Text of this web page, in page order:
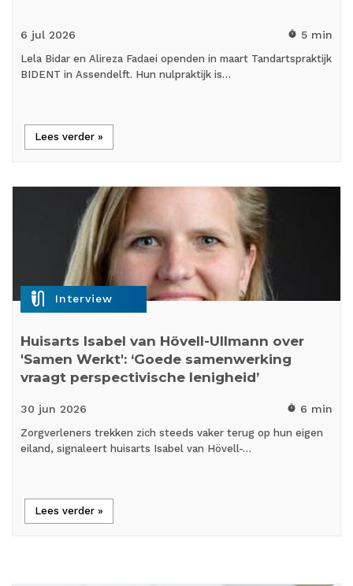
6 jul 2026 timer 5 min
Lela Bidar en Alireza Fadaei openden in maart Tandartspraktijk
BIDENT in Assendelft. Hun nulpraktijk is…
Lees verder »
mic_external_on Interview
Huisarts Isabel van Hövell-Ullmann over
'Samen Werkt': ‘Goede samenwerking
vraagt perspectivische lenigheid’
30 jun 2026 timer 6 min
Zorgverleners trekken zich steeds vaker terug op hun eigen
eiland, signaleert huisarts Isabel van Hövell-…
Lees verder »